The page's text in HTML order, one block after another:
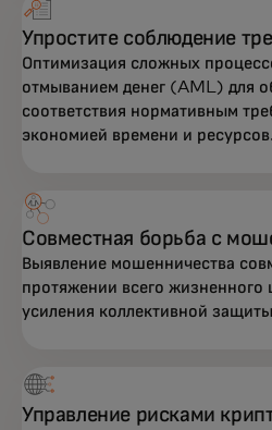
Упростите соблюдение
Оптимизация сложных
отмыванием денег (AML) для
соответствия нормативным
экономией времени и ресурсов.
Совместная борьба с
Выявление мошенничества
протяжении всего жизненного
усиления коллективной
Управление рисками